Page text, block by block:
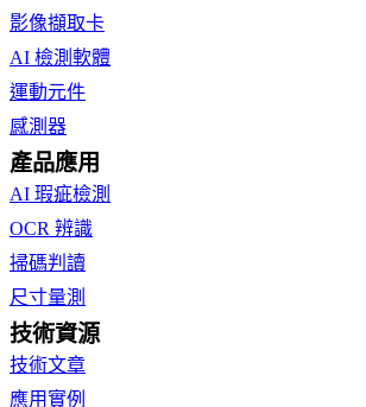
影像擷取卡
AI 檢測軟體
運動元件
感測器
產品應用
AI 瑕疵檢測
OCR 辨識
掃碼判讀
尺寸量測
技術資源
技術文章
應用實例